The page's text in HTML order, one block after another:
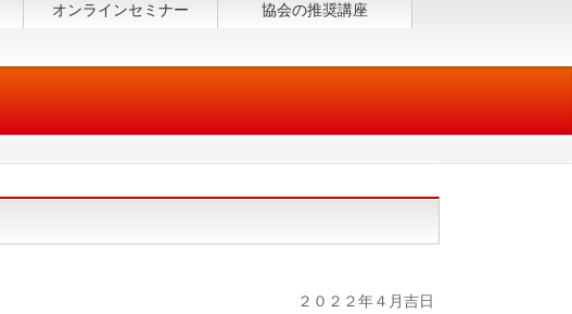
オンラインセミナー 協会の推奨講座
２０２２年４月吉日